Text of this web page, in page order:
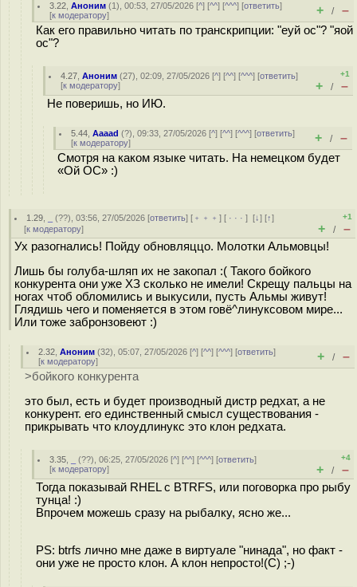
3.22 ,Аноним (1), 00:53, 27/05/2026 [^] [^^] [^^^] [ответить]
[к модератору] + / –
Как его правильно читать по транскрипции: "еуй ос"? "яой
ос"?
4.27 ,Аноним (27), 02:09, 27/05/2026 [^] [^^] [^^^] [ответить]
[к модератору]
+1
+ / –
Не поверишь, но ИЮ.
5.44 ,Aaaad (?), 09:33, 27/05/2026 [^] [^^] [^^^] [ответить]
[к модератору] + / –
Смотря на каком языке читать. На немецком будет
«Ой ОС» :)
1.29 (??), 03:56, 27/05/2026 [ответить] [ ﹢﹢﹢] [ · · ·][↓] [↑]
[к модератору]
+1
+ / –
Ух разогнались! Пойду обновляццо. Молотки Альмовцы!
Лишь бы голуба-шляп их не закопал :( Такого бойкого
конкурента они уже ХЗ сколько не имели! Скрещу пальцы на
ногах чтоб обломились и выкусили, пусть Альмы живут!
Глядишь чего и поменяется в этом говё^линуксовом мире...
Или тоже забронзовеют :)
2.32 ,Аноним (32), 05:07, 27/05/2026 [^] [^^] [^^^] [ответить]
[к модератору] + / –
>бойкого конкурента
это был, есть и будет производный дистр редхат, а не
конкурент. его единственный смысл существования -
прикрывать что клоудлинукс это клон редхата.
3.35 (??), 06:25, 27/05/2026 [^] [^^] [^^^] [ответить]
[к модератору]
+4
+ / –
Тогда показывай RHEL с BTRFS, или поговорка про рыбу
тyнца! :)
Впрочем можешь сразу на рыбалку, ясно же...
PS: btrfs лично мне даже в виртуале "нинада", но факт -
они уже не просто клон. А клон непросто!(С) ;-)